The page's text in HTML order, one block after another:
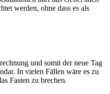
werden, ohne dass es als
und somit der neue Tag
In vielen Fällen wäre es zu
Fasten zu brechen.